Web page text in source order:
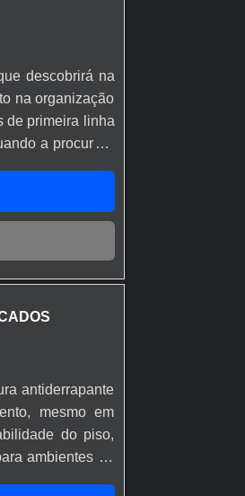
descobrirá na
na organização
de primeira linha
a procura é
SOBRE PISO
esforços em
realizadas as
em piso
muitas maneiras
referência por
estoque de
produtos e
que passam
futuros para
uma empresa
antiderrapante
mesmo em
do piso,
ambientes de